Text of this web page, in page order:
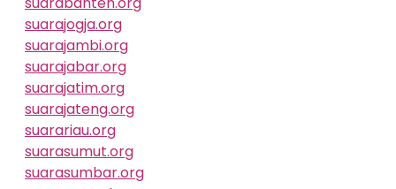
suarajogja.org
suarajambi.org
suarajabar.org
suarajatim.org
suarajateng.org
suarariau.org
suarasumut.org
suarasumbar.org